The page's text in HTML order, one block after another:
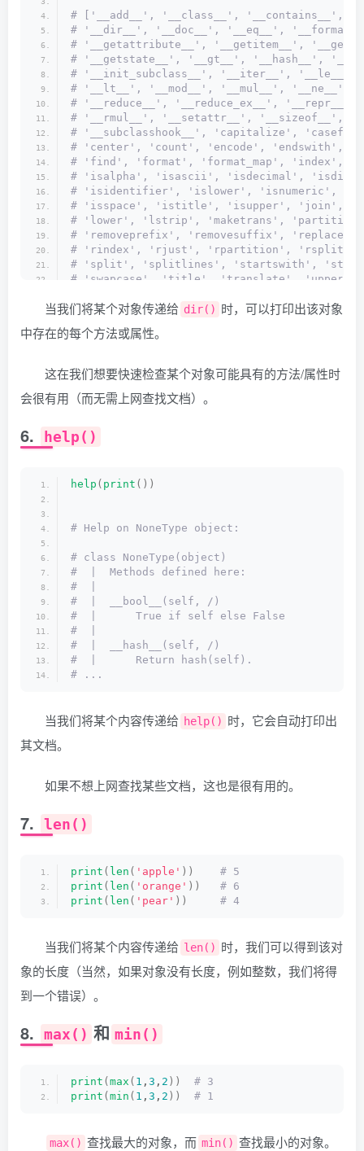
# ['__add__', '__class__', '__contains__',
# '__dir__', '__doc__', '__eq__',
# '__getattribute__', '__getitem__',
# '__getstate__', '__gt__', '__hash__',
# '__init_subclass__', '__iter__',
# '__lt__', '__mod__', '__mul__', '__ne__',
# '__reduce__', '__reduce_ex__',
# '__rmul__', '__setattr__', '__sizeof__',
# '__subclasshook__', 'capitalize',
# 'center', 'count', 'encode', 'endswith',
# 'find', 'format', 'format_map', 'index',
# 'isalpha', 'isascii', 'isdecimal',
# 'isidentifier', 'islower', 'isnumeric',
# 'isspace', 'istitle', 'isupper', 'join',
# 'lower', 'lstrip', 'maketrans',
# 'removeprefix', 'removesuffix',
# 'rindex', 'rjust', 'rpartition',
# 'split', 'splitlines', 'startswith',
# 'swapcase', 'title', 'translate',
当我们将某个对象传递给 dir() 时，可以打印出该对象
中存在的每个方法或属性。
这在我们想要快速检查某个对象可能具有的方法/属性时
会很有用（而无需上网查找文档）。
6. help()
help ( print ())
# Help on NoneType object:
# class NoneType(object)
#  |  Methods defined here:
#  |
#  |  __bool__(self, /)
#  |      True if self else False
#  |
#  |  __hash__(self, /)
#  |      Return hash(self).
# ...
当我们将某个内容传递给 help() 时，它会自动打印出
其文档。
如果不想上网查找某些文档，这也是很有用的。
7. len()
print ( len ( 'apple' ))
# 5
print ( len ( 'orange' ))
# 6
print ( len ( 'pear' )) # 4
当我们将某个内容传递给 len() 时，我们可以得到该对
象的长度（当然，如果对象没有长度，例如整数，我们将得
到一个错误）。
8. max() 和 min()
print ( max ( 1 , 3 , 2 ))
# 3
print ( min ( 1 , 3 , 2 )) # 1
max() 查找最大的对象，而 min() 查找最小的对象。